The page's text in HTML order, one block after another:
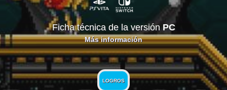
Ficha técnica de la versión PC
Más información
LOGROS